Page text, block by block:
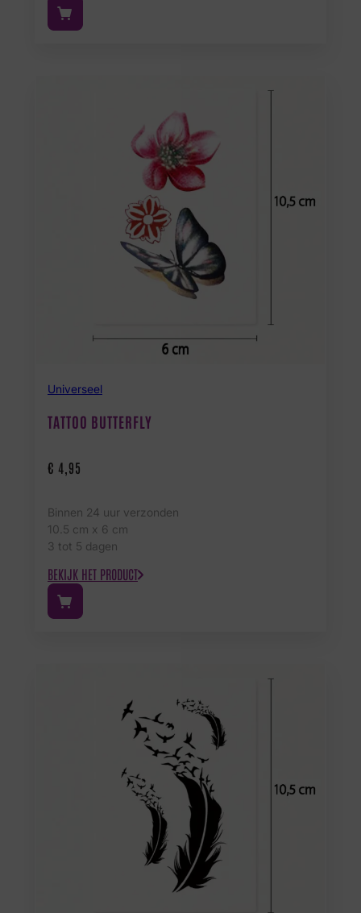
Universeel
TATTOO BUTTERFLY
€ 4,95
Binnen 24 uur verzonden
10.5 cm x 6 cm
3 tot 5 dagen
BEKIJK HET PRODUCT